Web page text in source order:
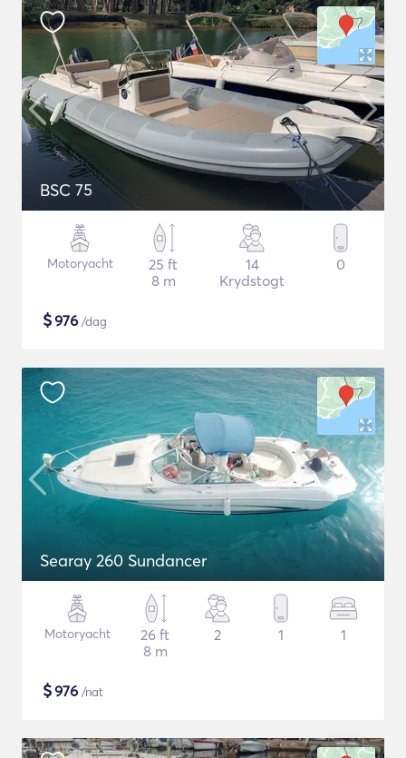
BSC 75
Motoryacht
25 ft
8 m
14
Krydstogt
0
$976 /dag
Searay 260 Sundancer
Motoryacht
26 ft
8 m
2 1 1
$976 /nat